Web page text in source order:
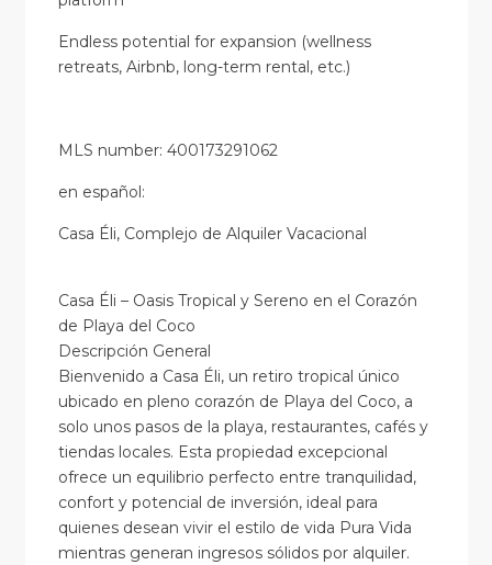
Endless potential for expansion (wellness
retreats, Airbnb, long-term rental, etc.)
MLS number: 400173291062
en español:
Casa Éli, Complejo de Alquiler Vacacional
Casa Éli – Oasis Tropical y Sereno en el Corazón
de Playa del Coco
Descripción General
Bienvenido a Casa Éli, un retiro tropical único
ubicado en pleno corazón de Playa del Coco, a
solo unos pasos de la playa, restaurantes, cafés y
tiendas locales. Esta propiedad excepcional
ofrece un equilibrio perfecto entre tranquilidad,
confort y potencial de inversión, ideal para
quienes desean vivir el estilo de vida Pura Vida
mientras generan ingresos sólidos por alquiler.